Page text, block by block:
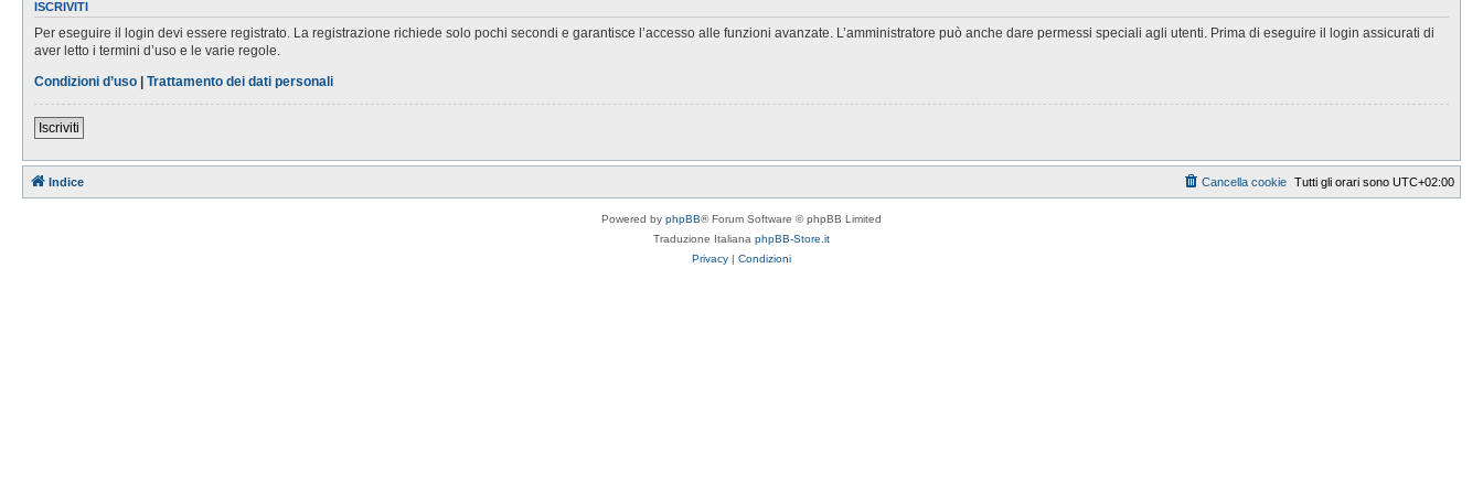
ISCRIVITI
Per eseguire il login devi essere registrato. La registrazione richiede solo pochi secondi e garantisce l’accesso alle funzioni avanzate. L’amministratore può anche dare permessi speciali agli utenti. Prima di eseguire il login assicurati di
aver letto i termini d’uso e le varie regole.
Condizioni d’uso | Trattamento dei dati personali
Iscriviti
Indice Tutti gli orari sono UTC+02:00
Cancella cookie
Powered by phpBB® Forum Software © phpBB Limited
Traduzione Italiana phpBB-Store.it
Privacy | Condizioni